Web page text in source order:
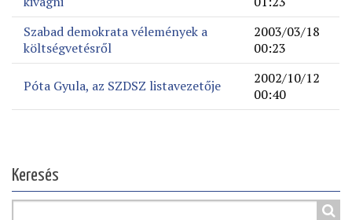
Szabad demokrata vélemények a
költségvetésről
2003/03/18
00:23
Póta Gyula, az SZDSZ listavezetője
2002/10/12
00:40
Keresés